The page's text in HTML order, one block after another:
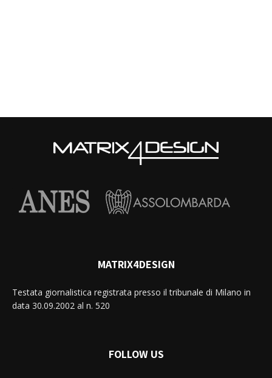
MATRIX4DESIGN
Testata giornalistica registrata presso il tribunale di Milano in
data 30.09.2002 al n. 520
FOLLOW US